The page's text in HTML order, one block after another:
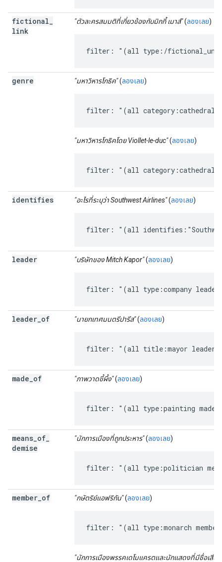
fictional
link
"ตัวละครสมมติที่เกี่ยวข้องกับมิกกี้ เมาส์"(ลองเลย)
filter: "(all type:/
genre "มหาวิหารโกธิค"(ลองเลย)
filter: "(all category:cathedral
"มหาวิหารโกธิคโดย Viollet-le-duc"(ลองเลย)
filter: "(all category:cathedral
identifies "อะไรที่ระบุว่า Southwest Airlines"(ลองเลย)
filter: "(all
leader "บริษัทของ Mitch Kapor"(ลองเลย)
filter: "(all type:company
leader of "นายกเทศมนตรีปารีส"(ลองเลย)
filter: "(all title:mayor
made of "ภาพวาดขี้ผึ้ง"(ลองเลย)
filter: "(all type:painting
means of
demise
"นักการเมืองที่ถูกประหาร"(ลองเลย)
filter: "(all type:politician
member of "กษัตริย์แอฟริกัน"(ลองเลย)
filter: "(all type:monarch
"นักการเมืองพรรคเดโมแครตและนักแสดงที่มีชื่อเสียง